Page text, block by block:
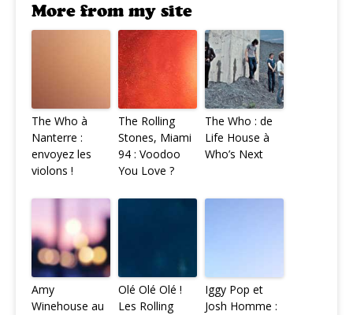
More from my site
The Who à
Nanterre :
envoyez les
violons !
The Rolling
Stones, Miami
94 : Voodoo
You Love ?
The Who : de
Life House à
Who’s Next
Amy
Winehouse au
Olé Olé Olé !
Les Rolling
Iggy Pop et
Josh Homme :